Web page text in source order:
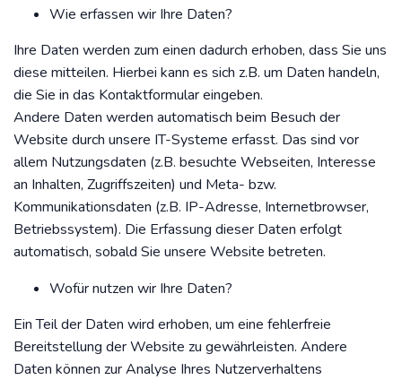
Wie erfassen wir Ihre Daten?
Ihre Daten werden zum einen dadurch erhoben, dass Sie uns
diese mitteilen. Hierbei kann es sich z.B. um Daten handeln,
die Sie in das Kontaktformular eingeben.
Andere Daten werden automatisch beim Besuch der
Website durch unsere IT-Systeme erfasst. Das sind vor
allem Nutzungsdaten (z.B. besuchte Webseiten, Interesse
an Inhalten, Zugriffszeiten) und Meta- bzw.
Kommunikationsdaten (z.B. IP-Adresse, Internetbrowser,
Betriebssystem). Die Erfassung dieser Daten erfolgt
automatisch, sobald Sie unsere Website betreten.
Wofür nutzen wir Ihre Daten?
Ein Teil der Daten wird erhoben, um eine fehlerfreie
Bereitstellung der Website zu gewährleisten. Andere
Daten können zur Analyse Ihres Nutzerverhaltens